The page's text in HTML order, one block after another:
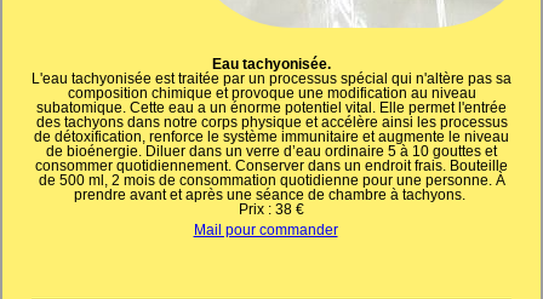
Eau tachyonisée.
L'eau tachyonisée est traitée par un processus spécial qui n'altère pas sa
composition chimique et provoque une modification au niveau
subatomique. Cette eau a un énorme potentiel vital. Elle permet l'entrée
des tachyons dans notre corps physique et accélère ainsi les processus
de détoxification, renforce le système immunitaire et augmente le niveau
de bioénergie. Diluer dans un verre d’eau ordinaire 5 à 10 gouttes et
consommer quotidiennement. Conserver dans un endroit frais. Bouteille
de 500 ml, 2 mois de consommation quotidienne pour une personne. À
prendre avant et après une séance de chambre à tachyons.
Prix : 38 €
Mail pour commander